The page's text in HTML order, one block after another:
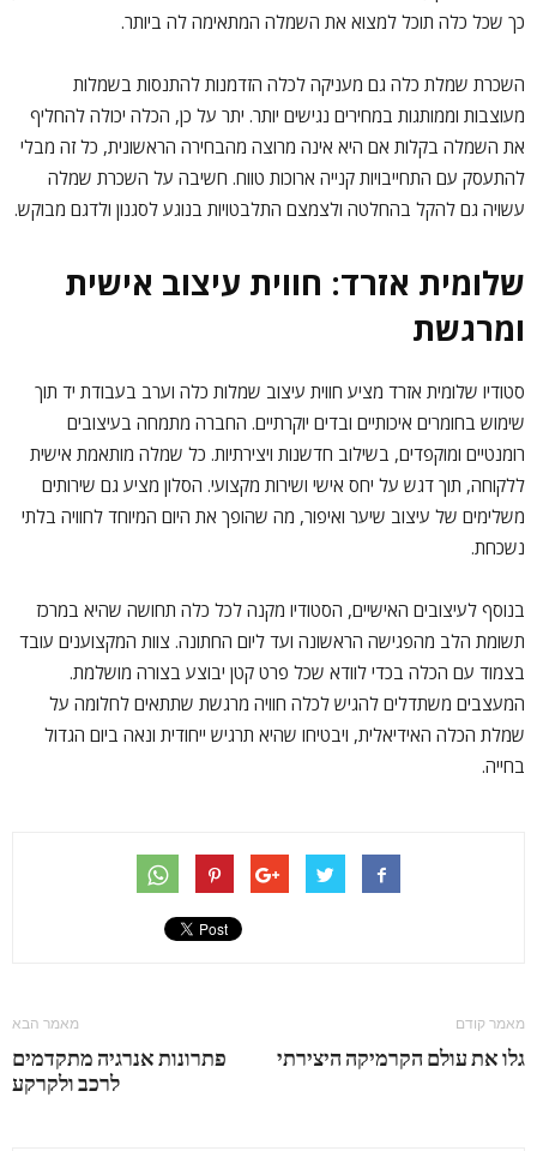
כך שכל כלה תוכל למצוא את השמלה המתאימה לה ביותר.
השכרת שמלת כלה גם מעניקה לכלה הזדמנות להתנסות בשמלות
מעוצבות וממותגות במחירים נגישים יותר. יתר על כן, הכלה יכולה להחליף
את השמלה בקלות אם היא אינה מרוצה מהבחירה הראשונית, כל זה מבלי
להתעסק עם התחייבויות קנייה ארוכות טווח. חשיבה על השכרת שמלה
עשויה גם להקל בהחלטה ולצמצם התלבטויות בנוגע לסגנון ולדגם מבוקש.
שלומית אזרד: חווית עיצוב אישית
ומרגשת
סטודיו שלומית אזרד מציע חווית עיצוב שמלות כלה וערב בעבודת יד תוך
שימוש בחומרים איכותיים ובדים יוקרתיים. החברה מתמחה בעיצובים
רומנטיים ומוקפדים, בשילוב חדשנות ויצירתיות. כל שמלה מותאמת אישית
ללקוחה, תוך דגש על יחס אישי ושירות מקצועי. הסלון מציע גם שירותים
משלימים של עיצוב שיער ואיפור, מה שהופך את היום המיוחד לחוויה בלתי
נשכחת.
בנוסף לעיצובים האישיים, הסטודיו מקנה לכל כלה תחושה שהיא במרכז
תשומת הלב מהפגישה הראשונה ועד ליום החתונה. צוות המקצוענים עובד
בצמוד עם הכלה בכדי לוודא שכל פרט קטן יבוצע בצורה מושלמת.
המעצבים משתדלים להגיש לכלה חוויה מרגשת שתתאים לחלומה על
שמלת הכלה האידיאלית, ויבטיחו שהיא תרגיש ייחודית ונאה ביום הגדול
בחייה.
מאמר קודם
גלו את עולם הקרמיקה היצירתי
מאמר הבא
פתרונות אנרגיה מתקדמים
לרכב ולקרקע